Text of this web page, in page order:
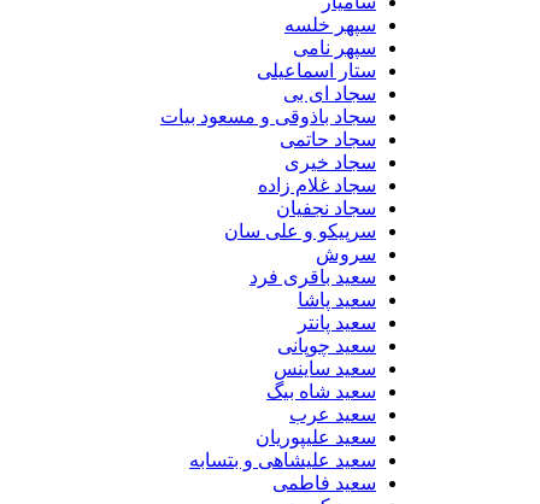
سپهر خلسه
سپهر نامی
ستار اسماعیلی
سجاد ای بی
سجاد باذوقی و مسعود بیات
سجاد حاتمی
سجاد خیری
سجاد غلام زاده
سجاد نجفیان
سرپیکو و علی سان
سروش
سعید باقری فرد
سعید پاشا
سعید پانتر
سعید چوپانی
سعید ساینس
سعید شاه بیگ
سعید عرب
سعید علیپوریان
سعید علیشاهی و بتسابه
سعید فاطمی